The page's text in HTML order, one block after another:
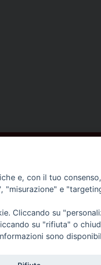
Duomo,1 - 52100 Arezzo
e, con il tuo
"misurazione" e
Cliccando su
su "rifiuta" o
sono